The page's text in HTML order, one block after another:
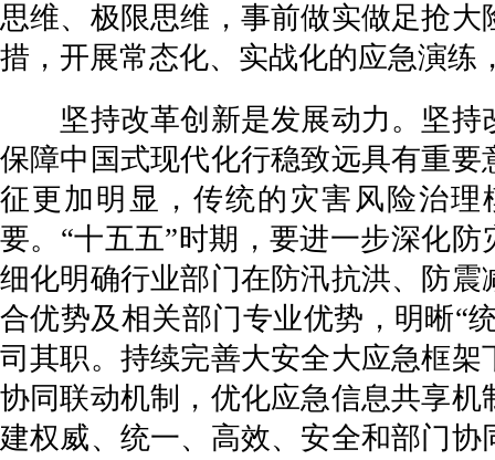
思维、极限思维，事前做实做足抢
措，开展常态化、实战化的应急演练
坚持改革创新是发展动力。坚持
保障中国式现代化行稳致远具有重
征更加明显，传统的灾害风险治
要。“十五五”时期，要进一步深化
细化明确行业部门在防汛抗洪、防
合优势及相关部门专业优势，明晰“
司其职。持续完善大安全大应急框
协同联动机制，优化应急信息共享
建权威、统一、高效、安全和部门